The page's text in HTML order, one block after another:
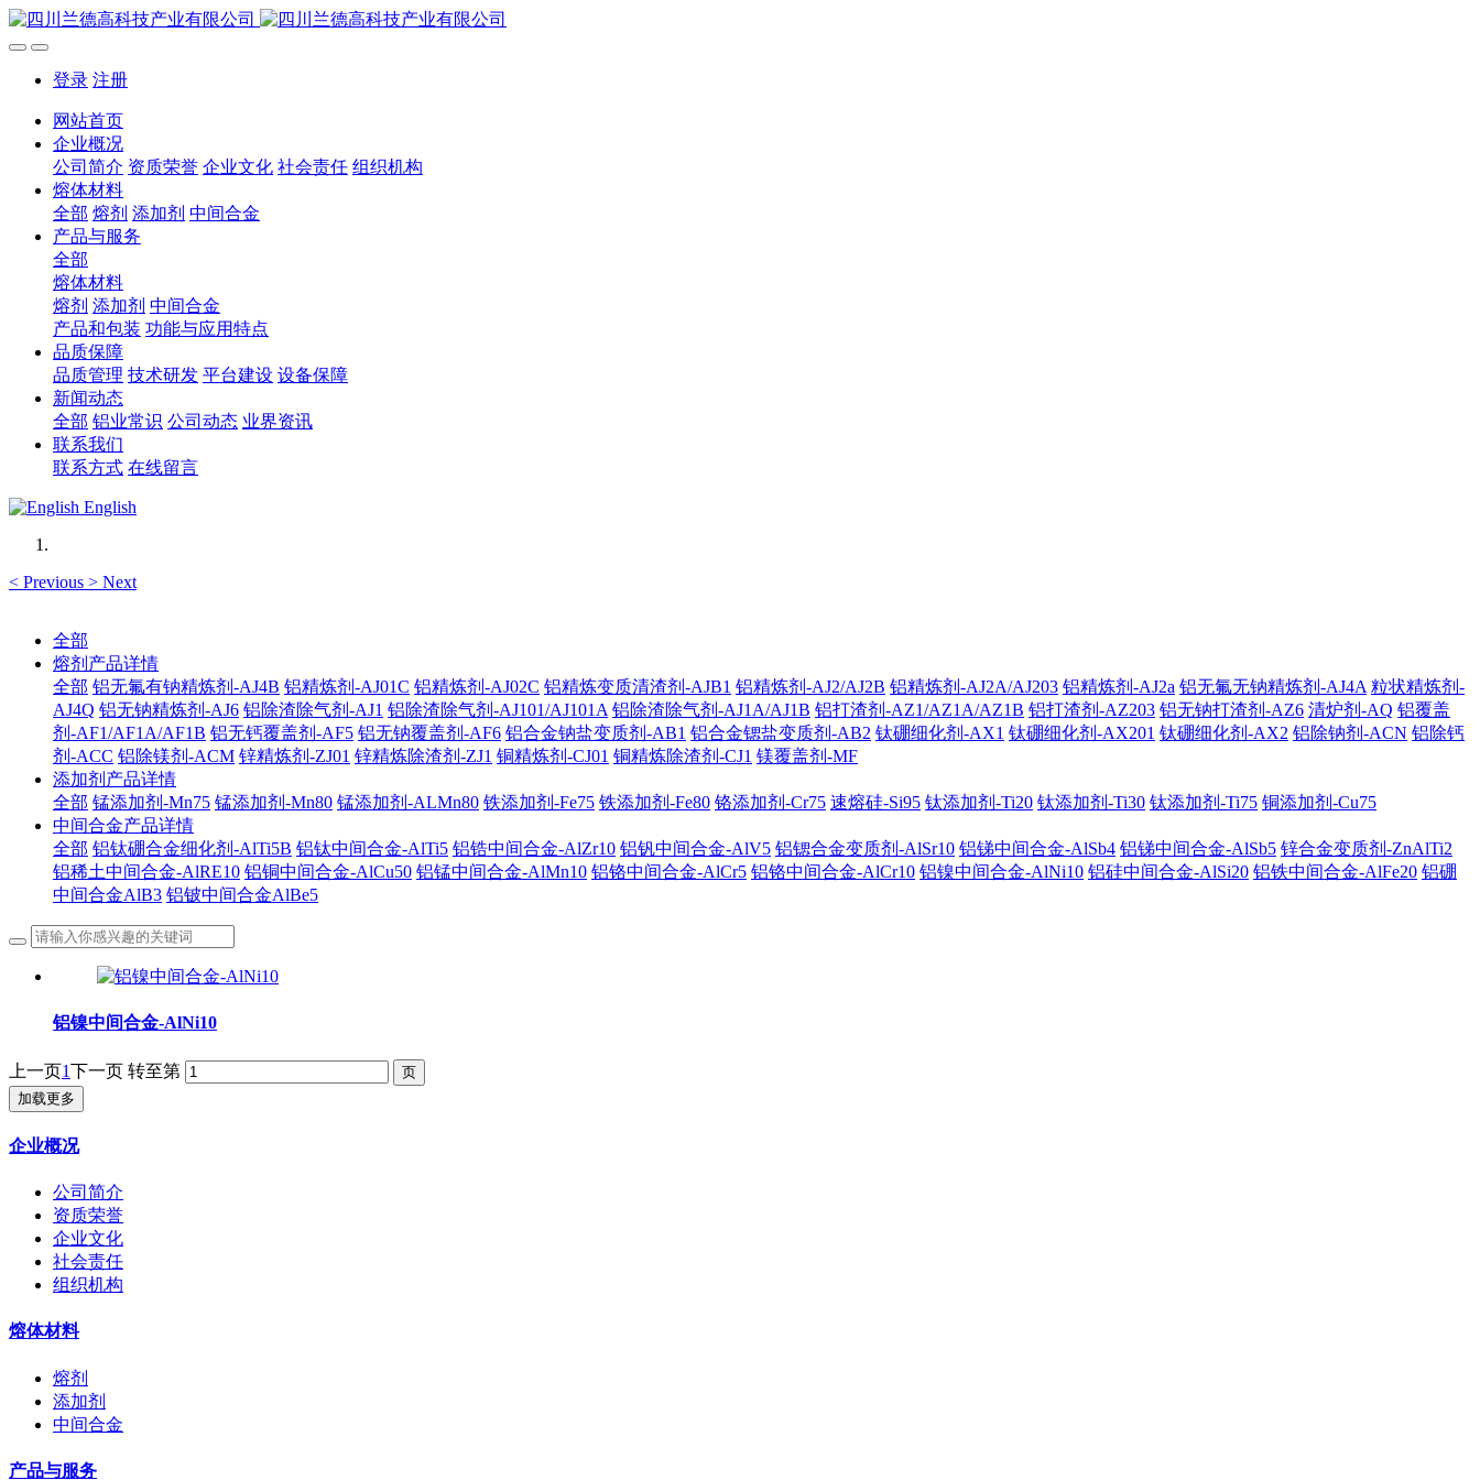
登录 注册
网站首页
企业概况
公司简介 资质荣誉 企业文化 社会责任 组织机构
熔体材料
全部 熔剂 添加剂 中间合金
产品与服务
全部
熔体材料
熔剂 添加剂 中间合金
产品和包装 功能与应用特点
品质保障
品质管理 技术研发 平台建设 设备保障
新闻动态
全部 铝业常识 公司动态 业界资讯
联系我们
联系方式 在线留言
English
< Previous > Next
全部
熔剂产品详情
全部 铝无氟有钠精炼剂-AJ4B 铝精炼剂-AJ01C 铝精炼剂-AJ02C 铝精炼变质清渣剂-AJB1 铝精炼剂-AJ2/AJ2B 铝精炼剂-AJ2A/AJ203 铝精炼剂-AJ2a 铝无氟无钠精炼剂-AJ4A 粒状精炼剂-
AJ4Q 铝无钠精炼剂-AJ6 铝除渣除气剂-AJ1 铝除渣除气剂-AJ101/AJ101A 铝除渣除气剂-AJ1A/AJ1B 铝打渣剂-AZ1/AZ1A/AZ1B 铝打渣剂-AZ203 铝无钠打渣剂-AZ6 清炉剂-AQ 铝覆盖
剂-AF1/AF1A/AF1B 铝无钙覆盖剂-AF5 铝无钠覆盖剂-AF6 铝合金钠盐变质剂-AB1 铝合金锶盐变质剂-AB2 钛硼细化剂-AX1 钛硼细化剂-AX201 钛硼细化剂-AX2 铝除钠剂-ACN 铝除钙
剂-ACC 铝除镁剂-ACM 锌精炼剂-ZJ01 锌精炼除渣剂-ZJ1 铜精炼剂-CJ01 铜精炼除渣剂-CJ1 镁覆盖剂-MF
添加剂产品详情
全部 锰添加剂-Mn75 锰添加剂-Mn80 锰添加剂-ALMn80 铁添加剂-Fe75 铁添加剂-Fe80 铬添加剂-Cr75 速熔硅-Si95 钛添加剂-Ti20 钛添加剂-Ti30 钛添加剂-Ti75 铜添加剂-Cu75
中间合金产品详情
全部 铝钛硼合金细化剂-AlTi5B 铝钛中间合金-AlTi5 铝锆中间合金-AlZr10 铝钒中间合金-AlV5 铝锶合金变质剂-AlSr10 铝锑中间合金-AlSb4 铝锑中间合金-AlSb5 锌合金变质剂-ZnAlTi2
铝稀土中间合金-AlRE10 铝铜中间合金-AlCu50 铝锰中间合金-AlMn10 铝铬中间合金-AlCr5 铝铬中间合金-AlCr10 铝镍中间合金-AlNi10 铝硅中间合金-AlSi20 铝铁中间合金-AlFe20 铝硼
中间合金AlB3 铝铍中间合金AlBe5
铝镍中间合金-AlNi10
上一页1下一页 转至第
加载更多
企业概况
公司简介
资质荣誉
企业文化
社会责任
组织机构
熔体材料
熔剂
添加剂
中间合金
产品与服务